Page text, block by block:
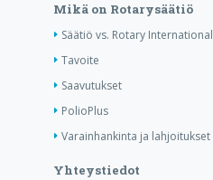
Mikä on Rotarysäätiö
Säätiö vs. Rotary International
Tavoite
Saavutukset
PolioPlus
Varainhankinta ja lahjoitukset
Yhteystiedot